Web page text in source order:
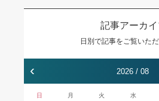
記事アーカ
日別で記事をご覧いただ
‹ 2026 / 08
日 月 火 水